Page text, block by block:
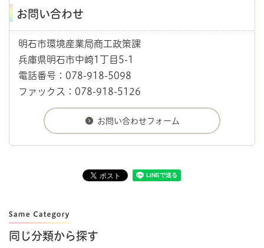
お問い合わせ
明石市環境産業局商工政策課
兵庫県明石市中崎1丁目5-1
電話番号：078-918-5098
ファックス：078-918-5126
同じ分類から探す